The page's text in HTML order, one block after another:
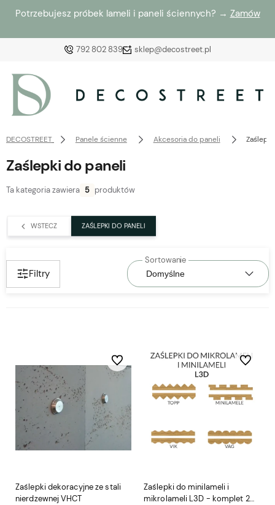
Potrzebujesz próbek lameli i paneli ściennych? → Zamów
792 802 839 sklep@decostreet.pl
Załóż konto
zaloguj się, aby przywrócić dodane produkty do listy
z poprzedniej sesji.
DECOSTREET Panele ścienne Akcesoria do paneli
Zaślepki do paneli
Ta kategoria zawiera 5 produktów
WSTECZ ZAŚLEPKI DO PANELI
Filtry
Zaślepki dekoracyjne ze stali
nierdzewnej VHCT
Do ulubionych
Zaślepki do minilameli i
mikrolameli L3D - komplet 2
Do